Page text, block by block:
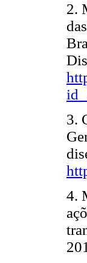
2.
3.
4.